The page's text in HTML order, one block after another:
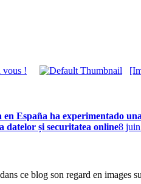
vous !
en España ha experimentado
datelor și securitatea online8
ce blog son regard en images